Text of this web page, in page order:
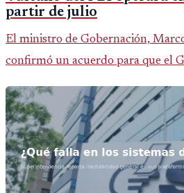
partir de julio
El ministro de Gobernación,
confirmó un acuerdo para que el
fallido con la administración
Público.